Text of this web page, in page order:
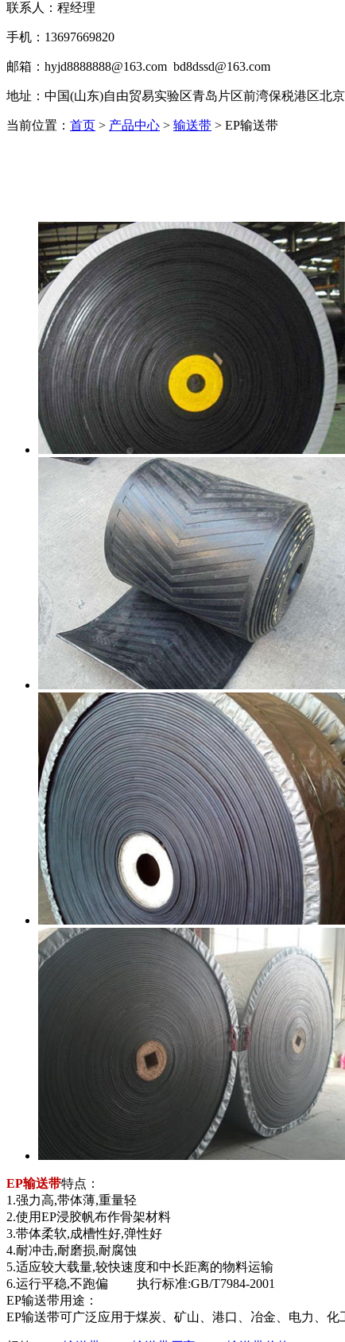
联系人：程经理
手机：13697669820
邮箱：hyjd8888888@163.com bd8dssd@163.com
地址： 中国(山东)自由贸易实验区青岛片区前湾保税港区北京
当前位置： 首页 > 产品中心 > 输送带 > EP输送带
EP输送带特点：
1.强力高,带体薄,重量轻
2.使用EP浸胶帆布作骨架材料
3.带体柔软,成槽性好,弹性好
4.耐冲击,耐磨损,耐腐蚀
5.适应较大载量,较快速度和中长距离的物料运输
6.运行平稳,不跑偏 执行标准:GB/T7984-2001
EP输送带用途：
EP输送带可广泛应用于煤炭、矿山、港口、冶金、电力、